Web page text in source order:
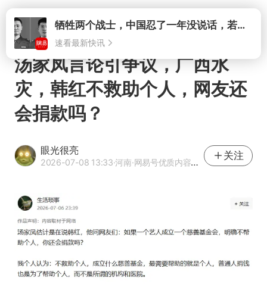
打开
汤家凤言论引争议，广西水
灾，韩红不救助个人，网友还
会捐款吗？
眼光很亮
2026-07-08 13:33·河南·网易号优质内容创作者
关注